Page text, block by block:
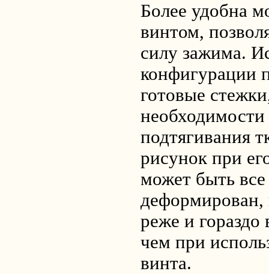
Более удобна
винтом,
силу зажима.
конфигурации
готовые
подтягивания
рисунок при
может быть
деформирован,
реже и
чем при
винта.